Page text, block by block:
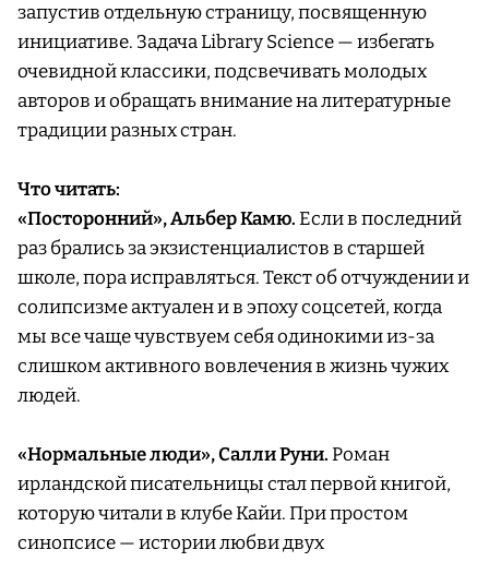
запустив отдельную страницу, посвященную
инициативе. Задача Library Science — избегать
очевидной классики, подсвечивать молодых
авторов и обращать внимание на литературные
традиции разных стран.
Что читать:
«Посторонний», Альбер Камю.Если в последний
раз брались за экзистенциалистов в старшей
школе, пора исправляться. Текст об отчуждении и
солипсизме актуален и в эпоху соцсетей, когда
мы все чаще чувствуем себя одинокими из-за
слишком активного вовлечения в жизнь чужих
людей.
«Нормальные люди», Салли Руни.Роман
ирландской писательницы стал первой книгой,
которую читали в клубе Кайи. При простом
синопсисе — истории любви двух